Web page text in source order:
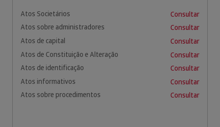
Atos Societários
Consultar
Atos sobre administradores
Consultar
Atos de capital
Consultar
Atos de Constituição e Alteração
Consultar
Atos de identificação
Consultar
Atos informativos
Consultar
Atos sobre procedimentos
Consultar